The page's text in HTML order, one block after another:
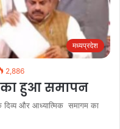
मध्यप्रदेश
2,886
का हुआ समापन
दिव्य और आध्यात्मिक समागम का